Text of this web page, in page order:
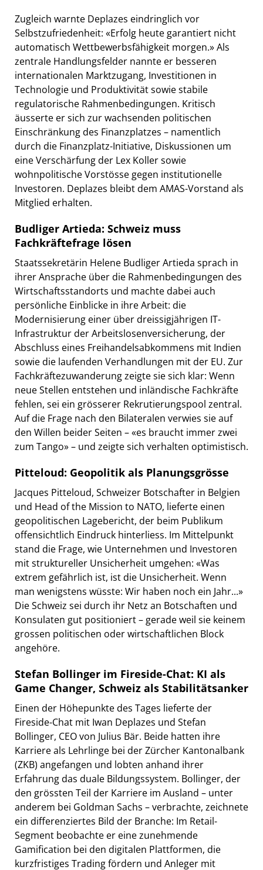
Zugleich warnte Deplazes eindringlich vor
Selbstzufriedenheit: «Erfolg heute garantiert nicht
automatisch Wettbewerbsfähigkeit morgen.» Als
zentrale Handlungsfelder nannte er besseren
internationalen Marktzugang, Investitionen in
Technologie und Produktivität sowie stabile
regulatorische Rahmenbedingungen. Kritisch
äusserte er sich zur wachsenden politischen
Einschränkung des Finanzplatzes – namentlich
durch die Finanzplatz-Initiative, Diskussionen um
eine Verschärfung der Lex Koller sowie
wohnpolitische Vorstösse gegen institutionelle
Investoren. Deplazes bleibt dem AMAS-Vorstand als
Mitglied erhalten.
Budliger Artieda: Schweiz muss
Fachkräftefrage lösen
Staatssekretärin Helene Budliger Artieda sprach in
ihrer Ansprache über die Rahmenbedingungen des
Wirtschaftsstandorts und machte dabei auch
persönliche Einblicke in ihre Arbeit: die
Modernisierung einer über dreissigjährigen IT-
Infrastruktur der Arbeitslosenversicherung, der
Abschluss eines Freihandelsabkommens mit Indien
sowie die laufenden Verhandlungen mit der EU. Zur
Fachkräftezuwanderung zeigte sie sich klar: Wenn
neue Stellen entstehen und inländische Fachkräfte
fehlen, sei ein grösserer Rekrutierungspool zentral.
Auf die Frage nach den Bilateralen verwies sie auf
den Willen beider Seiten – «es braucht immer zwei
zum Tango» – und zeigte sich verhalten optimistisch.
Pitteloud: Geopolitik als Planungsgrösse
Jacques Pitteloud, Schweizer Botschafter in Belgien
und Head of the Mission to NATO, lieferte einen
geopolitischen Lagebericht, der beim Publikum
offensichtlich Eindruck hinterliess. Im Mittelpunkt
stand die Frage, wie Unternehmen und Investoren
mit struktureller Unsicherheit umgehen: «Was
extrem gefährlich ist, ist die Unsicherheit. Wenn
man wenigstens wüsste: Wir haben noch ein Jahr...»
Die Schweiz sei durch ihr Netz an Botschaften und
Konsulaten gut positioniert – gerade weil sie keinem
grossen politischen oder wirtschaftlichen Block
angehöre.
Stefan Bollinger im Fireside-Chat: KI als
Game Changer, Schweiz als Stabilitätsanker
Einen der Höhepunkte des Tages lieferte der
Fireside-Chat mit Iwan Deplazes und Stefan
Bollinger, CEO von Julius Bär. Beide hatten ihre
Karriere als Lehrlinge bei der Zürcher Kantonalbank
(ZKB) angefangen und lobten anhand ihrer
Erfahrung das duale Bildungssystem. Bollinger, der
den grössten Teil der Karriere im Ausland – unter
anderem bei Goldman Sachs – verbrachte, zeichnete
ein differenziertes Bild der Branche: Im Retail-
Segment beobachte er eine zunehmende
Gamification bei den digitalen Plattformen, die
kurzfristiges Trading fördern und Anleger mit